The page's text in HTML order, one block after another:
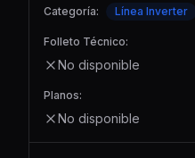
Categoría: Línea Inverter
Folleto Técnico:
No disponible
Planos:
No disponible